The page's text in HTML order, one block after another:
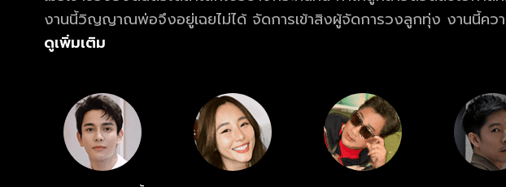
งานนี้วิญญาณพ่อจึงอยู่เฉยไม่ได้ จัดการเข้าสิงผู้จัดการวงลูกทุ่ง งานนี้คว
ดูเพิ่มเติม